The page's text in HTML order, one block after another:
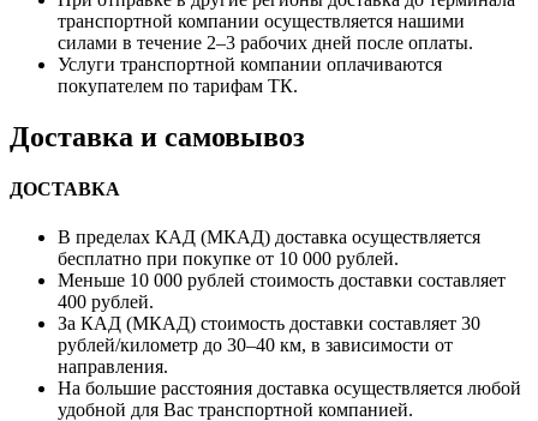
транспортной компании осуществляется нашими
силами в течение 2–3 рабочих дней после оплаты.
Услуги транспортной компании оплачиваются
покупателем по тарифам ТК.
Доставка и самовывоз
ДОСТАВКА
В пределах КАД (МКАД) доставка осуществляется
бесплатно при покупке от 10 000 рублей.
Меньше 10 000 рублей стоимость доставки составляет
400 рублей.
За КАД (МКАД) стоимость доставки составляет 30
рублей/километр до 30–40 км, в зависимости от
направления.
На большие расстояния доставка осуществляется любой
удобной для Вас транспортной компанией.